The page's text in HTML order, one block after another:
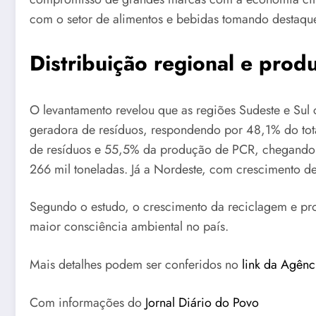
com o setor de alimentos e bebidas tomando
Distribuição regional e
O levantamento revelou que as regiões Sudeste e
geradora de resíduos, respondendo por 48,1% do
de resíduos e 55,5% da produção de PCR,
266 mil toneladas. Já a Nordeste, com crescimento
Segundo o estudo, o crescimento da reciclagem e
maior consciência ambiental no país.
Mais detalhes podem ser conferidos no link da
Com informações do Jornal Diário do Povo